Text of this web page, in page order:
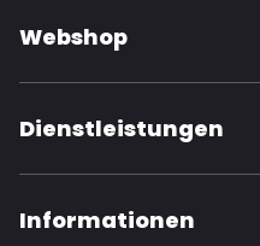
Webshop
Dienstleistungen
Informationen